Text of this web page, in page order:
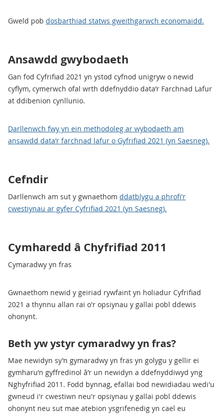
Gweld pob dosbarthiad statws gweithgarwch economaidd.
Ansawdd gwybodaeth
Gan fod Cyfrifiad 2021 yn ystod cyfnod unigryw o newid
cyflym, cymerwch ofal wrth ddefnyddio data’r Farchnad Lafur
at ddibenion cynllunio.
Darllenwch fwy yn ein methodoleg ar wybodaeth am
ansawdd data’r farchnad lafur o Gyfrifiad 2021 (yn Saesneg).
Cefndir
Darllenwch am sut y gwnaethom ddatblygu a phrofi'r
cwestiynau ar gyfer Cyfrifiad 2021 (yn Saesneg).
Cymharedd â Chyfrifiad 2011
Cymaradwy yn fras
Gwnaethom newid y geiriad rywfaint yn holiadur Cyfrifiad
2021 a thynnu allan rai o'r opsiynau y gallai pobl ddewis
ohonynt.
Beth yw ystyr cymaradwy yn fras?
Mae newidyn sy’n gymaradwy yn fras yn golygu y gellir ei
gymharu’n gyffredinol â’r un newidyn a ddefnyddiwyd yng
Nghyfrifiad 2011. Fodd bynnag, efallai bod newidiadau wedi'u
gwneud i'r cwestiwn neu'r opsiynau y gallai pobl ddewis
ohonynt neu sut mae atebion ysgrifenedig yn cael eu